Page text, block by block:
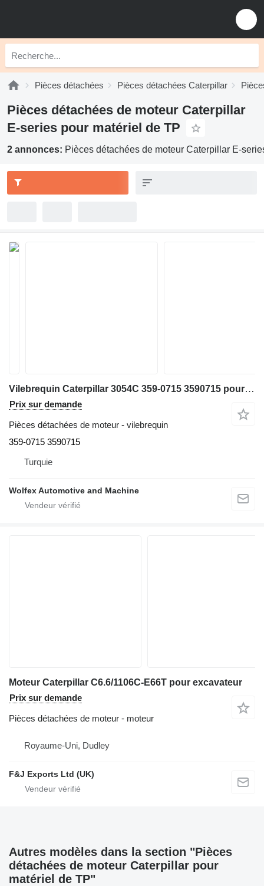
Pièces détachées Pièces détachées Caterpillar
Pièces détachées de moteur Caterpillar
E-series pour matériel de TP
2 annonces: Pièces détachées de moteur Caterpillar E-
Vilebrequin Caterpillar 3054C 359-0715 3590715 pour excavateur Caterpillar 318D2 E318D2
Prix sur demande
Pièces détachées de moteur - vilebrequin
359-0715 3590715
Turquie
Wolfex Automotive and Machine
Moteur Caterpillar C6.6/1106C-E66T pour excavateur
Prix sur demande
Pièces détachées de moteur - moteur
Royaume-Uni, Dudley
F&J Exports Ltd (UK)
Autres modèles dans la section "Pièces
détachées de moteur Caterpillar pour
matériel de TP"